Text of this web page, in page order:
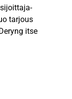
tarjous
itse